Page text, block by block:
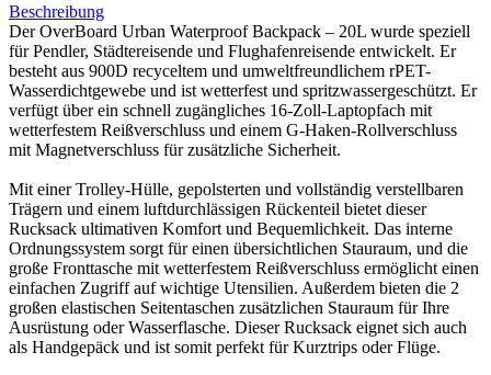
Beschreibung
Der OverBoard Urban Waterproof Backpack – 20L wurde speziell
für Pendler, Städtereisende und Flughafenreisende entwickelt. Er
besteht aus 900D recyceltem und umweltfreundlichem rPET-
Wasserdichtgewebe und ist wetterfest und spritzwassergeschützt. Er
verfügt über ein schnell zugängliches 16-Zoll-Laptopfach mit
wetterfestem Reißverschluss und einem G-Haken-Rollverschluss
mit Magnetverschluss für zusätzliche Sicherheit.
Mit einer Trolley-Hülle, gepolsterten und vollständig verstellbaren
Trägern und einem luftdurchlässigen Rückenteil bietet dieser
Rucksack ultimativen Komfort und Bequemlichkeit. Das interne
Ordnungssystem sorgt für einen übersichtlichen Stauraum, und die
große Fronttasche mit wetterfestem Reißverschluss ermöglicht einen
einfachen Zugriff auf wichtige Utensilien. Außerdem bieten die 2
großen elastischen Seitentaschen zusätzlichen Stauraum für Ihre
Ausrüstung oder Wasserflasche. Dieser Rucksack eignet sich auch
als Handgepäck und ist somit perfekt für Kurztrips oder Flüge.